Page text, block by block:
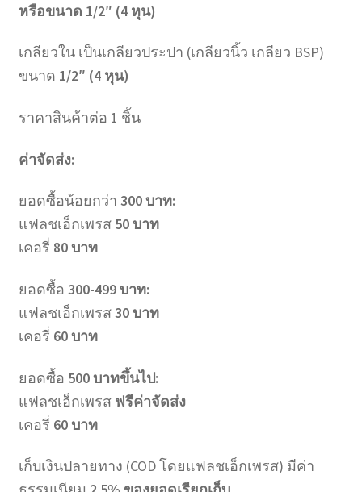
หรือขนาด 1/2″ (4 หุน)
เกลียวใน เป็นเกลียวประปา (เกลียวนิ้ว เกลียว BSP)
ขนาด 1/2″ (4 หุน)
ราคาสินค้าต่อ 1 ชิ้น
ค่าจัดส่ง:
ยอดซื้อน้อยกว่า 300 บาท:
แฟลชเอ็กเพรส 50 บาท
เคอรี่ 80 บาท
ยอดซื้อ 300-499 บาท:
แฟลชเอ็กเพรส30 บาท
เคอรี่ 60 บาท
ยอดซื้อ 500 บาทขึ้นไป:
แฟลชเอ็กเพรส ฟรีค่าจัดส่ง
เคอรี่ 60 บาท
เก็บเงินปลายทาง (COD โดยแฟลชเอ็กเพรส) มีค่า